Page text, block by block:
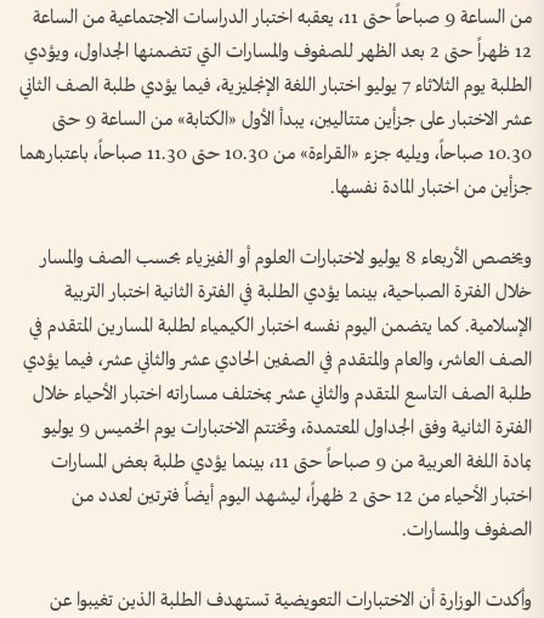
من الساعة 9 صباحاً حتى 11، يعقبه اختبار الدراسات الاجتماعية من الساعة
12 ظهراً حتى 2 بعد الظهر للصفوف والمسارات التي تتضمنها الجداول، ويؤدي
الطلبة يوم الثلاثاء 7 يوليو اختبار اللغة الإنجليزية، فيما يؤدي طلبة الصف الثاني
عشر الاختبار على جزأين متتاليين، يبدأ الأول «الكتابة» من الساعة 9 حتى
10.30 صباحاً، ويليه جزء «القراءة» من 10.30 حتى 11.30 صباحاً، باعتبارهما
جزأين من اختبار المادة نفسها.
ويخصص الأربعاء 8 يوليو لاختبارات العلوم أو الفيزياء بحسب الصف والمسار
خلال الفترة الصباحية، بينما يؤدي الطلبة في الفترة الثانية اختبار التربية
الإسلامية. كما يتضمن اليوم نفسه اختبار الكيمياء لطلبة المسارين المتقدم في
الصف العاشر، والعام والمتقدم في الصفين الحادي عشر والثاني عشر، فيما يؤدي
طلبة الصف التاسع المتقدم والثاني عشر بمختلف مساراته اختبار الأحياء خلال
الفترة الثانية وفق الجداول المعتمدة، وتختتم الاختبارات يوم الخميس 9 يوليو
بمادة اللغة العربية من 9 صباحاً حتى 11، بينما يؤدي طلبة بعض المسارات
اختبار الأحياء من 12 حتى 2 ظهراً، ليشهد اليوم أيضاً فترتين لعدد من
الصفوف والمسارات.
وأكدت الوزارة أن الاختبارات التعويضية تستهدف الطلبة الذين تغيبوا عن